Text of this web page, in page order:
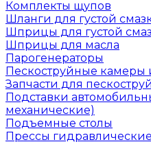
Комплекты щупов
Шланги для густой
Шприцы для густой
Шприцы для масла
Парогенераторы
Пескоструйные камеры
Запчасти для
Подставки
механические)
Подъемные столы
Прессы гидравлические